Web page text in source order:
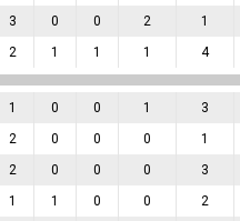
3 0 0 2 1
2 1 1 1 4
1 0 0 1 3
2 0 0 0 1
2 0 0 0 3
1 1 0 0 2